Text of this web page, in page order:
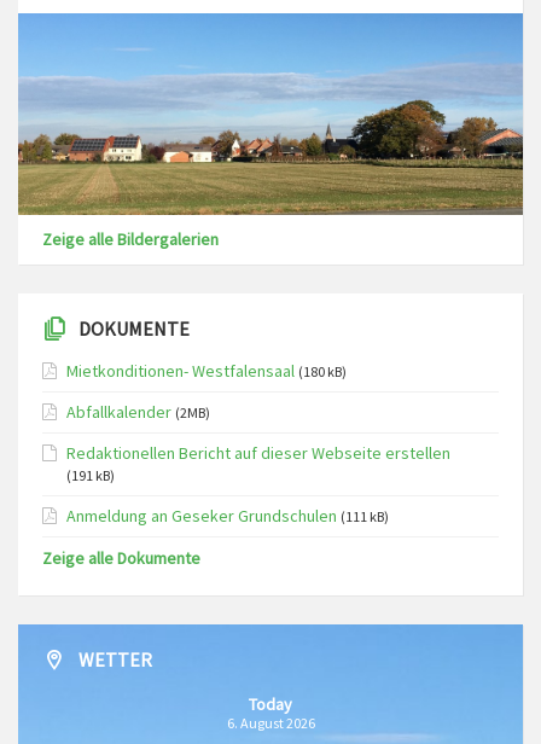
Zeige alle Bildergalerien
DOKUMENTE
Mietkonditionen- Westfalensaal (180 kB)
Abfallkalender (2MB)
Redaktionellen Bericht auf dieser Webseite erstellen
(191 kB)
Anmeldung an Geseker Grundschulen (111 kB)
Zeige alle Dokumente
WETTER
Today
6. August 2026